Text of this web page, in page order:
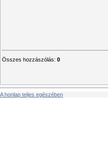
Összes hozzászólás: 0
A honlap teljes egészében